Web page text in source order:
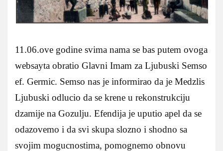
11.06.ove godine svima nama se bas putem ovoga
websayta obratio Glavni Imam za Ljubuski Semso
ef. Germic. Semso nas je informirao da je Medzlis
Ljubuski odlucio da se krene u rekonstrukciju
dzamije na Gozulju. Efendija je uputio apel da se
odazovemo i da svi skupa slozno i shodno sa
svojim mogucnostima, pomognemo obnovu